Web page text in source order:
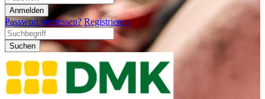
Anmelden
Passwort vergessen? Registrieren
Suchen